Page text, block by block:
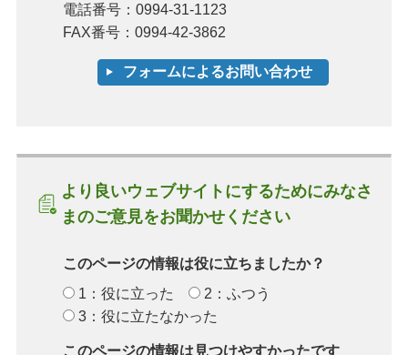
電話番号：0994-31-1123
FAX番号：0994-42-3862
より良いウェブサイトにするためにみなさ
まのご意見をお聞かせください
このページの情報は役に立ちましたか？
1：役に立った
2：ふつう
3：役に立たなかった
このページの情報は見つけやすかったです